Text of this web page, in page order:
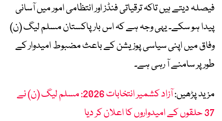
فیصلہ دیتے ہیں تاکہ ترقیاتی فنڈز اور انتظامی امور میں آسانی
پیدا ہو سکے۔ یہی وجہ ہے کہ اس بار پاکستان مسلم لیگ (ن)
وفاق میں اپنی سیاسی پوزیشن کے باعث مضبوط امیدوار کے
طور پر سامنے آ رہی ہے۔
مزید پڑھیں:
آزاد کشمیر انتخابات 2026: مسلم لیگ (ن) نے
37 حلقوں کے امیدواروں کا اعلان کر دیا